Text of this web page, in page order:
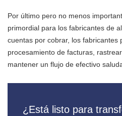
Por último pero no menos
primordial para los fabricantes de
cuentas por cobrar, los fabricantes
procesamiento de facturas,
mantener un flujo de efectivo
¿Está listo para